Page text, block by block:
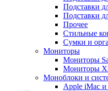
Подставки
Подставки
Прочее
Стильные
Сумки и
Мониторы
Мониторы
Мониторы
Моноблоки и
Apple iMac